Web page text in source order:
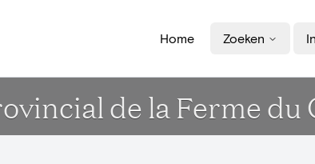
Home Zoeken
de la Ferme